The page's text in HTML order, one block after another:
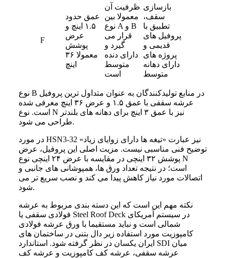
F
عمق حدود
۱.۵ اینچ و
عرض
پوشش
معمولا ۳۶
اینچ
ظرفیت آن
معمولا بین
نوع A و B
قرار می
گیرد و
دارای دنده
متوسط
است
بازسازی
سقف،
تطبیق با
پروفیل های
قدیمی و
پروژه های
دارای دهانه
متوسط
نوع B در منابع تولیدکنندگان به عنوان متداول ترین پروفیل
عرشه سقفی با عمق ۱.۵ و عرض ۳۶ اینچ معرفی شده
است. نوع N نیز با عمق ۳ اینچ برای دهانه های بلندتر
طراحی می شود.
در مورد HSN3-32 نیز عبارت «تیغه ها دارای زوایای زیاد»
توضیح فنی مناسبی نیست. مزیت اصلی این پروفیل، عرض
پوشش ۳۲ اینچی در مقایسه با عرض ۲۴ اینچی نوع N
است؛ در نتیجه تعداد ورق ها، همپوشانی های جانبی و
اتصالات مورد نیاز کاهش پیدا می کند و نصب سریع تر می
شود.
نکته مهم این است که این دسته بندی مربوط به عرشه
فولادی سقفی یا Steel Roof Deck در سیستم آمریکای
شمالی است و نباید مستقیما با ورق عرشه فولادی
کامپوزیت مورد استفاده زیر دال بتنی در ساختمان های
ایران یکسان در نظر گرفته شود. استاندارد SDI میان
عرشه سقفی، عرشه کف کامپوزیت و عرشه کف